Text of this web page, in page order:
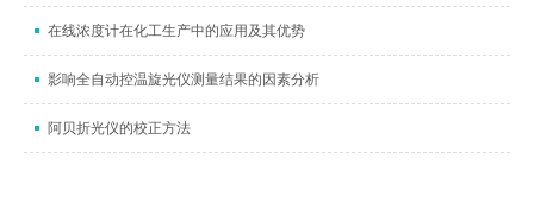
在线浓度计在化工生产中的应用及其优势
影响全自动控温旋光仪测量结果的因素分析
阿贝折光仪的校正方法